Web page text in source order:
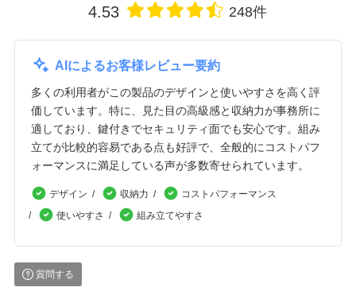
4.53 248件
AIによるお客様レビュー要約
多くの利用者がこの製品のデザインと使いやすさを高く評
価しています。特に、見た目の高級感と収納力が事務所に
適しており、鍵付きでセキュリティ面でも安心です。組み
立てが比較的容易である点も好評で、全般的にコストパフ
ォーマンスに満足している声が多数寄せられています。
デザイン 収納力
コストパフォーマンス
使いやすさ
組み立てやすさ
質問する